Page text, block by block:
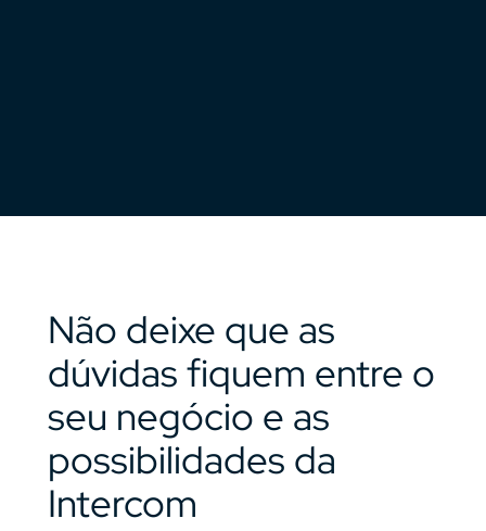
Não deixe que as
dúvidas fiquem entre o
seu negócio e as
possibilidades da
Intercom